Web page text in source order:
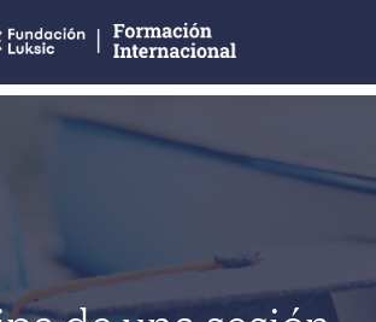
Benítez